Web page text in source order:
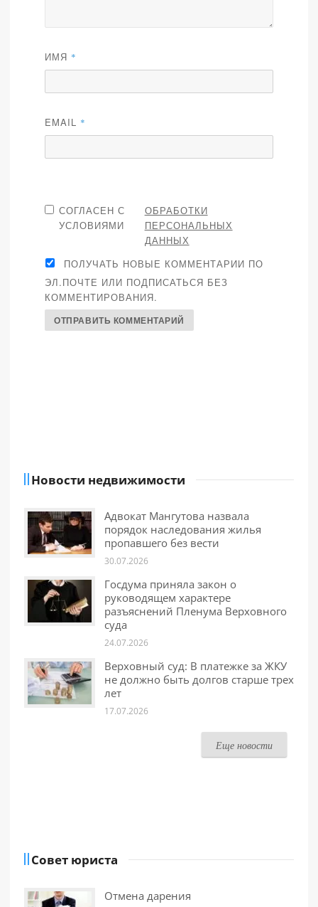
ИМЯ *
EMAIL *
СОГЛАСЕН С
УСЛОВИЯМИ
ОБРАБОТКИ
ПЕРСОНАЛЬНЫХ
ДАННЫХ
ПОЛУЧАТЬ НОВЫЕ КОММЕНТАРИИ ПО
ЭЛ.ПОЧТЕ ИЛИ ПОДПИСАТЬСЯ БЕЗ
КОММЕНТИРОВАНИЯ.
Новости недвижимости
Адвокат Мангутова назвала
порядок наследования жилья
пропавшего без вести
30.07.2026
Госдума приняла закон о
руководящем характере
разъяснений Пленума Верховного
суда
24.07.2026
Верховный суд: В платежке за ЖКУ
не должно быть долгов старше трех
лет
17.07.2026
Еще новости
Совет юриста
Отмена дарения